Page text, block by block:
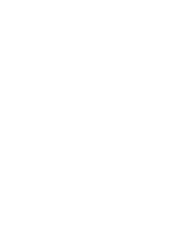
rápidos».
Moraleja.